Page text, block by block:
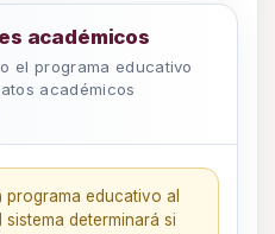
y datos
académicos
el programa educativo
académicos
educativo al